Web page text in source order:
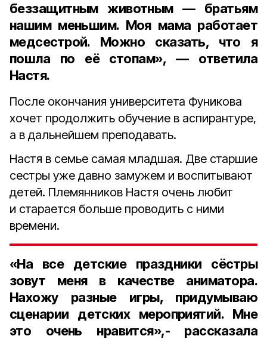
беззащитным животным — братьям
нашим меньшим. Моя мама работает
медсестрой. Можно сказать, что я
пошла по её стопам», — ответила
Настя.
После окончания университета Фуникова
хочет продолжить обучение в аспирантуре,
а в дальнейшем преподавать.
Настя в семье самая младшая. Две старшие
сестры уже давно замужем и воспитывают
детей. Племянников Настя очень любит
и старается больше проводить с ними
времени.
«На все детские праздники сёстры
зовут меня в качестве аниматора.
Нахожу разные игры, придумываю
сценарии детских мероприятий. Мне
это очень нравится»,- рассказала